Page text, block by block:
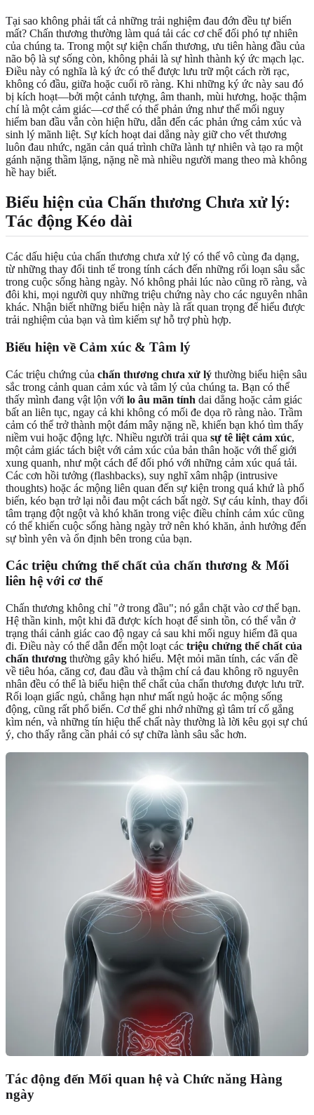
Tại sao không phải tất cả những trải nghiệm đau đớn đều tự biến
mất? Chấn thương thường làm quá tải các cơ chế đối phó tự nhiên
của chúng ta. Trong một sự kiện chấn thương, ưu tiên hàng đầu của
não bộ là sự sống còn, không phải là sự hình thành ký ức mạch lạc.
Điều này có nghĩa là ký ức có thể được lưu trữ một cách rời rạc,
không có đầu, giữa hoặc cuối rõ ràng. Khi những ký ức này sau đó
bị kích hoạt—bởi một cảnh tượng, âm thanh, mùi hương, hoặc thậm
chí là một cảm giác—cơ thể có thể phản ứng như thể mối nguy
hiểm ban đầu vẫn còn hiện hữu, dẫn đến các phản ứng cảm xúc và
sinh lý mãnh liệt. Sự kích hoạt dai dẳng này giữ cho vết thương
luôn đau nhức, ngăn cản quá trình chữa lành tự nhiên và tạo ra một
gánh nặng thầm lặng, nặng nề mà nhiều người mang theo mà không
hề hay biết.
Biểu hiện của Chấn thương Chưa xử lý:
Tác động Kéo dài
Các dấu hiệu của chấn thương chưa xử lý có thể vô cùng đa dạng,
từ những thay đổi tinh tế trong tính cách đến những rối loạn sâu sắc
trong cuộc sống hàng ngày. Nó không phải lúc nào cũng rõ ràng, và
đôi khi, mọi người quy những triệu chứng này cho các nguyên nhân
khác. Nhận biết những biểu hiện này là rất quan trọng để hiểu được
trải nghiệm của bạn và tìm kiếm sự hỗ trợ phù hợp.
Biểu hiện về Cảm xúc & Tâm lý
Các triệu chứng của chấn thương chưa xử lý thường biểu hiện sâu
sắc trong cảnh quan cảm xúc và tâm lý của chúng ta. Bạn có thể
thấy mình đang vật lộn với lo âu mãn tính dai dẳng hoặc cảm giác
bất an liên tục, ngay cả khi không có mối đe dọa rõ ràng nào. Trầm
cảm có thể trở thành một đám mây nặng nề, khiến bạn khó tìm thấy
niềm vui hoặc động lực. Nhiều người trải qua sự tê liệt cảm xúc,
một cảm giác tách biệt với cảm xúc của bản thân hoặc với thế giới
xung quanh, như một cách để đối phó với những cảm xúc quá tải.
Các cơn hồi tưởng (flashbacks), suy nghĩ xâm nhập (intrusive
thoughts) hoặc ác mộng liên quan đến sự kiện trong quá khứ là phổ
biến, kéo bạn trở lại nỗi đau một cách bất ngờ. Sự cáu kỉnh, thay đổi
tâm trạng đột ngột và khó khăn trong việc điều chỉnh cảm xúc cũng
có thể khiến cuộc sống hàng ngày trở nên khó khăn, ảnh hưởng đến
sự bình yên và ổn định bên trong của bạn.
Các triệu chứng thể chất của chấn thương & Mối
liên hệ với cơ thể
Chấn thương không chỉ "ở trong đầu"; nó gắn chặt vào cơ thể bạn.
Hệ thần kinh, một khi đã được kích hoạt để sinh tồn, có thể vẫn ở
trạng thái cảnh giác cao độ ngay cả sau khi mối nguy hiểm đã qua
đi. Điều này có thể dẫn đến một loạt các triệu chứng thể chất của
chấn thương thường gây khó hiểu. Mệt mỏi mãn tính, các vấn đề
về tiêu hóa, căng cơ, đau đầu và thậm chí cả đau không rõ nguyên
nhân đều có thể là biểu hiện thể chất của chấn thương được lưu trữ.
Rối loạn giấc ngủ, chẳng hạn như mất ngủ hoặc ác mộng sống
động, cũng rất phổ biến. Cơ thể ghi nhớ những gì tâm trí cố gắng
kìm nén, và những tín hiệu thể chất này thường là lời kêu gọi sự chú
ý, cho thấy rằng cần phải có sự chữa lành sâu sắc hơn.
Tác động đến Mối quan hệ và Chức năng Hàng
ngày